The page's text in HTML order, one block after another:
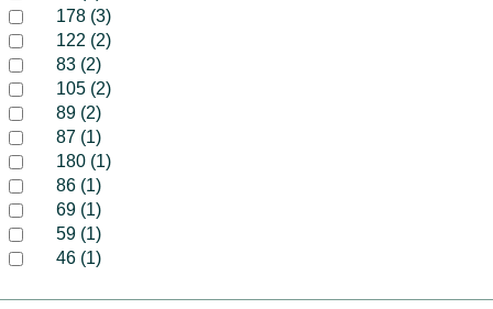
178 (3)
122 (2)
83 (2)
105 (2)
89 (2)
87 (1)
180 (1)
86 (1)
69 (1)
59 (1)
46 (1)